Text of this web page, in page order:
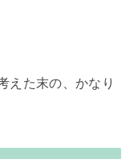
えた末の、かなり